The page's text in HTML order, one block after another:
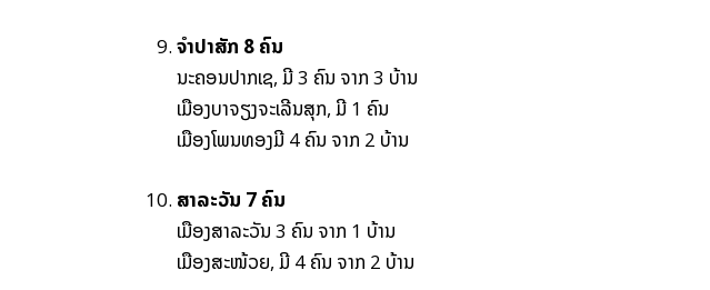
ຈໍາປາສັກ 8 ຄົນ
ນະຄອນປາກເຊ, ມີ 3 ຄົນ ຈາກ 3 ບ້ານ
ເມືອງບາຈຽງຈະເລີນສຸກ, ມີ 1 ຄົນ
ເມືອງໂພນທອງມີ 4 ຄົນ ຈາກ 2 ບ້ານ
ສາລະວັນ 7 ຄົນ
ເມືອງສາລະວັນ 3 ຄົນ ຈາກ 1 ບ້ານ
ເມືອງສະໜ້ວຍ, ມີ 4 ຄົນ ຈາກ 2 ບ້ານ